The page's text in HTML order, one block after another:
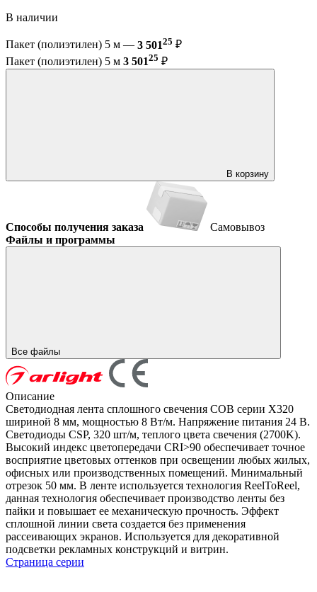
В наличии
Пакет (полиэтилен) 5 м — 3 50125 ₽
Пакет (полиэтилен) 5 м 3 50125 ₽
В корзину
Способы получения заказа
Самовывоз
Файлы и программы
Все файлы
Описание
Светодиодная лента сплошного свечения COB серии X320
шириной 8 мм, мощностью 8 Вт/м. Напряжение питания 24 В.
Светодиоды CSP, 320 шт/м, теплого цвета свечения (2700K).
Высокий индекс цветопередачи CRI>90 обеспечивает точное
восприятие цветовых оттенков при освещении любых жилых,
офисных или производственных помещений. Минимальный
отрезок 50 мм. В ленте используется технология ReelToReel,
данная технология обеспечивает производство ленты без
пайки и повышает ее механическую прочность. Эффект
сплошной линии света создается без применения
рассеивающих экранов. Используется для декоративной
подсветки рекламных конструкций и витрин.
Страница серии